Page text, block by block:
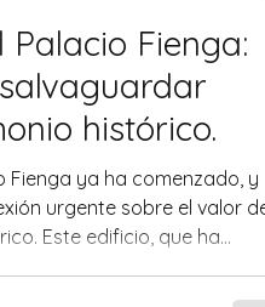
Palacio Fienga:
histórico.
Fienga ya ha comenzado, y
urgente sobre el valor
Este edificio, que ha
y arquitectónica, está